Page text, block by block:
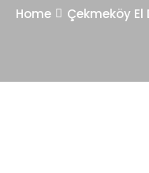
Home Çekmeköy El